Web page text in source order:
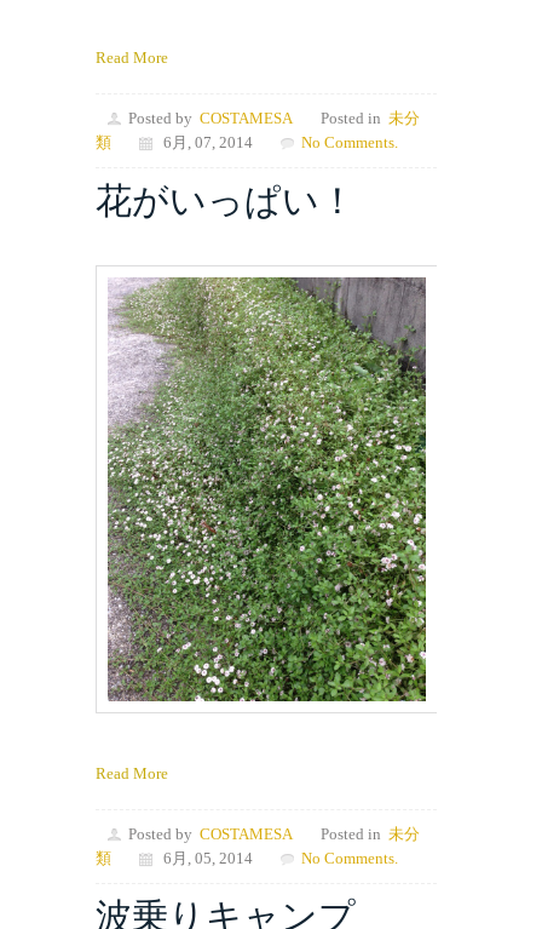
Read More
Posted by COSTAMESA Posted in 未分
類
6月, 07, 2014 No Comments.
花がいっぱい！
Read More
Posted by COSTAMESA Posted in 未分
類
6月, 05, 2014 No Comments.
波乗りキャンプ